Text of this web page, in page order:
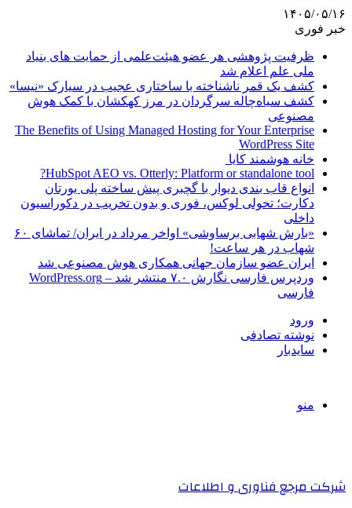
۱۴۰۵/۰۵/۱۶
خبر فوری
ظرفیت پژوهشی هر عضو هیئت‌علمی از حمایت های بنیاد
ملی علم اعلام شد
کشف یک قمر ناشناخته با ساختاری عجیب در سیارک «نیسا»
کشف سیاه‌چاله سرگردان در مرز کهکشان با کمک هوش
مصنوعی
The Benefits of Using Managed Hosting for Your Enterprise
WordPress Site
خانه هوشمند کایا
HubSpot AEO vs. Otterly: Platform or standalone tool?
انواع قاب بندی دیوار با گچبری پیش ساخته پلی یورتان
دکارت؛ تحولی لوکس، فوری و بدون تخریب در دکوراسیون
داخلی
«بارش شهابی برساوشی» اواخر مرداد در ایران/ تماشای ۶۰
شهاب در هر ساعت!
ایران عضو سازمان جهانی همکاری هوش مصنوعی شد
وردپرس فارسی نگارش ۷.۰ منتشر شد – WordPress.org
فارسی
ورود
نوشته تصادفی
سایدبار
منو
شرکت مرجع فناوری و اطلاعات